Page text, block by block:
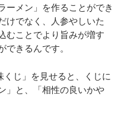
ーメン」を作ることができ
けでなく、人参やしいた
むことでより旨みが増す
できるんです。
くじ」を見せると、くじに
」と、「相性の良いかや